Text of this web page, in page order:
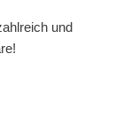
und